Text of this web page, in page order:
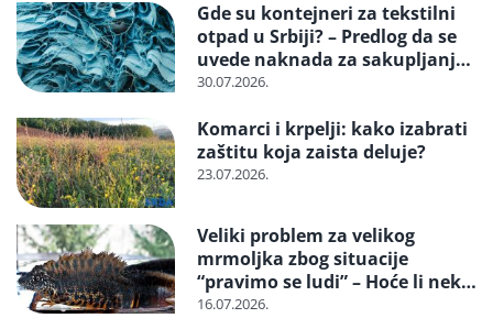
Gde su kontejneri za tekstilni
otpad u Srbiji? – Predlog da se
uvede naknada za sakupljanje i
reciklažu i svrstavanje u
30.07.2026.
Komarci i krpelji: kako izabrati
zaštitu koja zaista deluje?
23.07.2026.
Veliki problem za velikog
mrmoljka zbog situacije
“pravimo se ludi” – Hoće li neko
reagovati i spasiti strogo
16.07.2026.